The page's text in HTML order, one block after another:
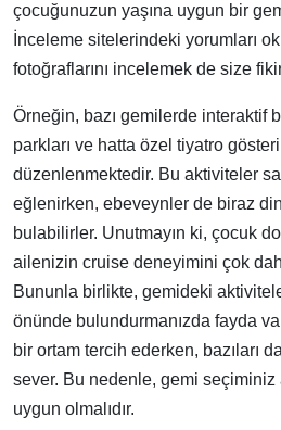
çocuğunuzun yaşına uygun bir
İnceleme sitelerindeki yorumları
fotoğraflarını incelemek de size
Örneğin, bazı gemilerde interaktif
parkları ve hatta özel tiyatro
düzenlenmektedir. Bu aktiviteler
eğlenirken, ebeveynler de biraz
bulabilirler. Unutmayın ki, çocuk
ailenizin cruise deneyimini çok
Bununla birlikte, gemideki
önünde bulundurmanızda fayda
bir ortam tercih ederken, bazıları
sever. Bu nedenle, gemi seçiminiz
uygun olmalıdır.